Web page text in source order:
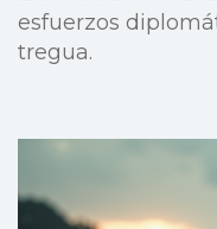
esfuerzos
tregua.